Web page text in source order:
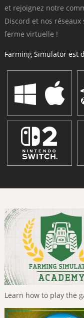
et rejoignez notre
Discord et nos
ferme virtuelle !
Farming Simulator est
Learn how to play the